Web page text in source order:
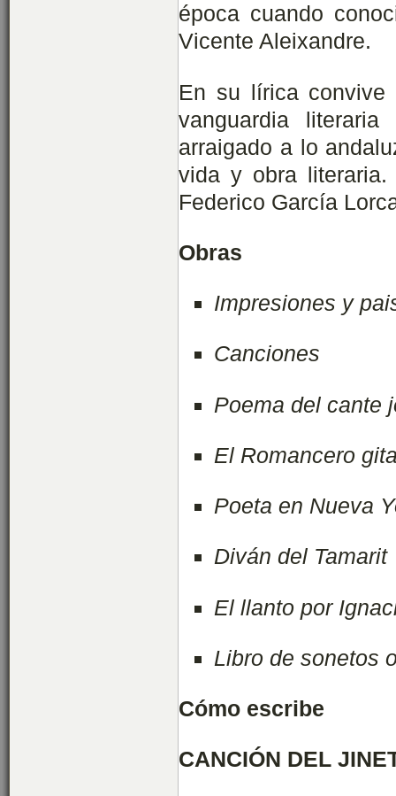
época cuando
Vicente Aleixandre.
En su lírica
vanguardia
arraigado a lo
vida y obra
Federico García
Obras
Impresiones y
Canciones
Poema del cante
El Romancero
Poeta en Nueva
Diván del Tamarit
El llanto por
Libro de sonetos
Cómo escribe
CANCIÓN DEL